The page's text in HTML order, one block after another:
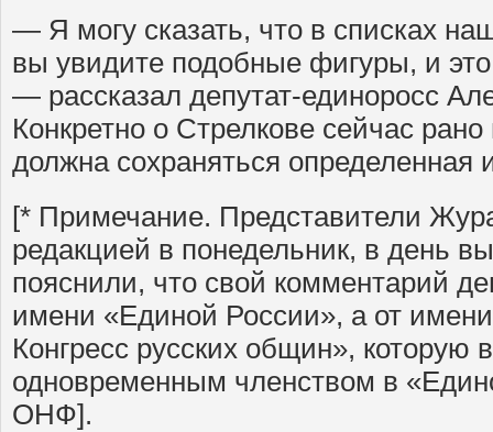
— Я могу сказать, что в списках
вы увидите подобные фигуры, и
— рассказал депутат-единоросс
Конкретно о Стрелкове сейчас рано
должна сохраняться определенная
[* Примечание. Представители
редакцией в понедельник, в день
пояснили, что свой комментарий
имени «Единой России», а от
Конгресс русских общин», которую
одновременным членством в
ОНФ].